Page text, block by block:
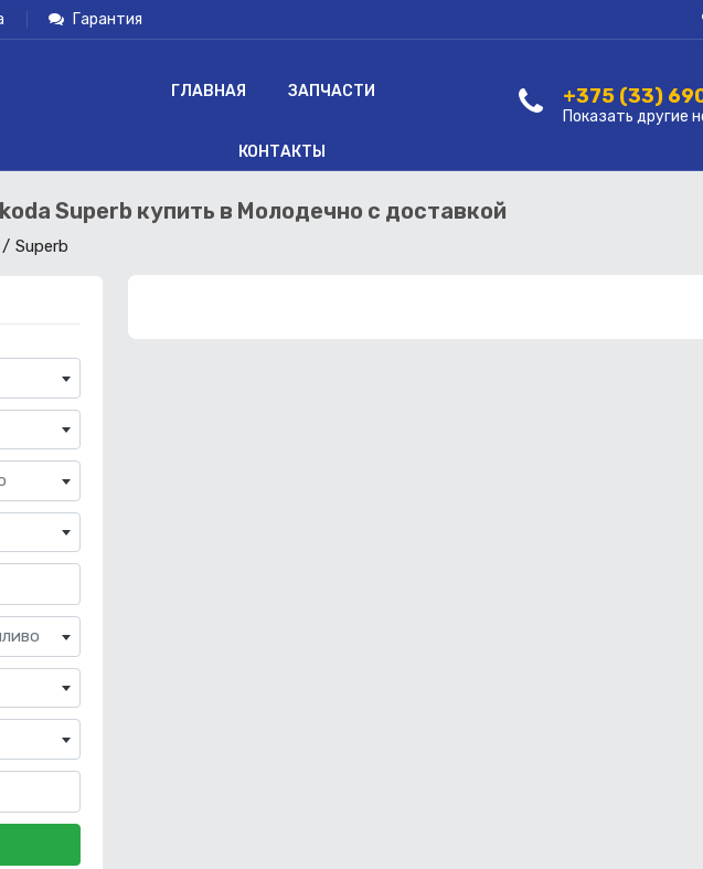
Гарантия
ГЛАВНАЯ ЗАПЧАСТИ
КОНТАКТЫ
+375 (33)
Показать другие
Superb купить в Молодечно с доставкой
Superb
×
×